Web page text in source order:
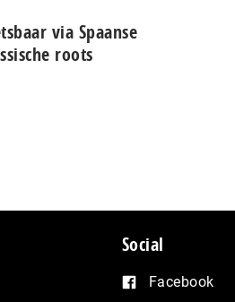
via Spaanse
roots
Social
Facebook